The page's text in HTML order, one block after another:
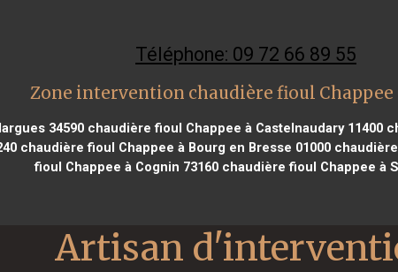
Téléphone: 09 72 66 89 55
Zone intervention chaudière fioul Chappee
34590 chaudière fioul Chappee à Castelnaudary 11400
chaudière fioul Chappee à Bourg en Bresse 01000chaudière
fioul Chappee à Cognin 73160chaudière fioul Chappee à
Artisan